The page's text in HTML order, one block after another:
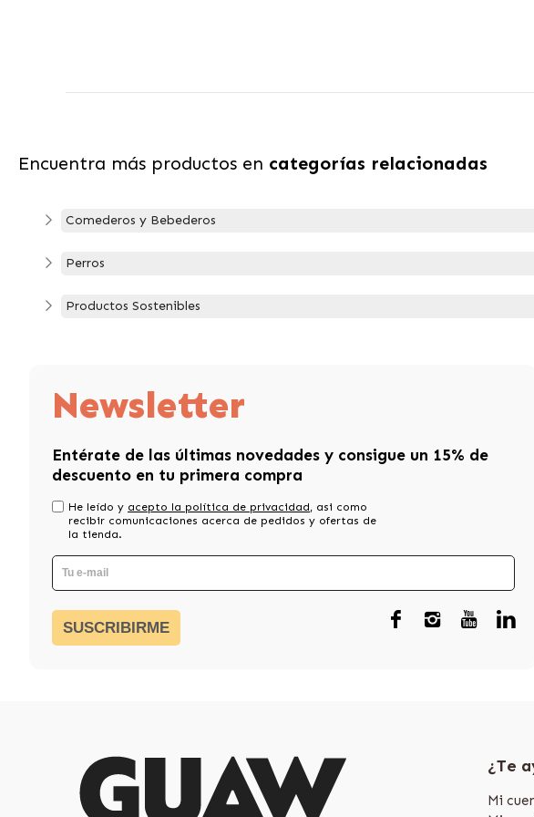
Encuentra más productos en categorías relacionadas
Comederos y Bebederos
Perros
Productos Sostenibles
Newsletter
Entérate de las últimas novedades y consigue un 15% de
descuento en tu primera compra
He leído y acepto la política de privacidad, asi como
recibir comunicaciones acerca de pedidos y ofertas de
la tienda.
SUSCRIBIRME
¿Te
Mi